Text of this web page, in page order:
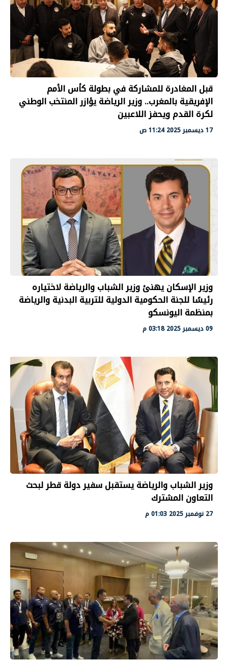
قبل المغادرة للمشاركة في بطولة كأس الأمم
الإفريقية بالمغرب.. وزير الرياضة يؤازر المنتخب الوطني
لكرة القدم ويحفز اللاعبين
17 ديسمبر 2025 11:24 ص
وزير الإسكان يهنئ وزير الشباب والرياضة لاختياره
رئيسًا للجنة الحكومية الدولية للتربية البدنية والرياضة
بمنظمة اليونسكو
09 ديسمبر 2025 03:18 م
وزير الشباب والرياضة يستقبل سفير دولة قطر لبحث
التعاون المشترك
27 نوفمبر 2025 01:03 م